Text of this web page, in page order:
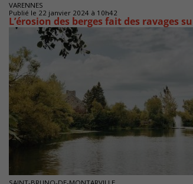
VARENNES
Publié le 22 janvier 2024 à 10h42
L’érosion des berges fait des ravages